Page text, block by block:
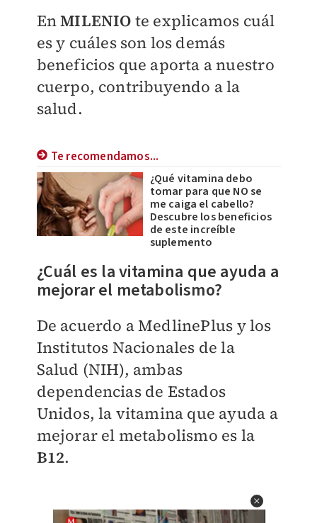
EnMILENIO te explicamos cuál
es y cuáles son los demás
beneficios que aporta a nuestro
cuerpo, contribuyendo a la
salud.
Te recomendamos...
¿Qué vitamina debo
tomar para que NO se
me caiga el cabello?
Descubre los beneficios
de este increíble
suplemento
¿Cuál es la vitamina que ayuda a
mejorar el metabolismo?
De acuerdo a MedlinePlus y los
Institutos Nacionales de la
Salud (NIH), ambas
dependencias de Estados
Unidos, la vitamina que ayuda a
mejorar el metabolismo es la
B12.